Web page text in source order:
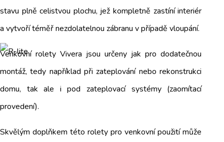
stavu plně celistvou plochu, jež kompletně zastíní interiér
a vytvoří téměř nezdolatelnou zábranu v případě vloupání.
Venkovní rolety Vivera jsou určeny jak pro dodatečnou
montáž, tedy například při zateplování nebo rekonstrukci
domu, tak ale i pod zateplovací systémy (zaomítací
provedení).
Skvělým doplňkem této rolety pro venkovní použití může